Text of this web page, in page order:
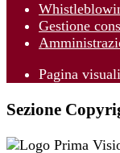
Gestione
Pagina
Sezione